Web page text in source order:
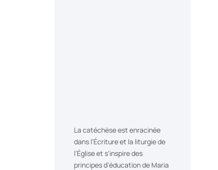
La catéchèse est enracinée
dans l’Écriture et la liturgie de
l’Église et s’inspire des
principes d’éducation de Maria